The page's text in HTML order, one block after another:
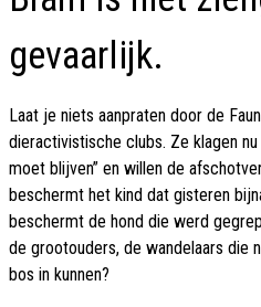
gevaarlijk.
Laat je niets aanpraten door de
dieractivistische clubs. Ze klagen
moet blijven” en willen de
beschermt het kind dat gisteren
beschermt de hond die werd
de grootouders, de wandelaars die
bos in kunnen?